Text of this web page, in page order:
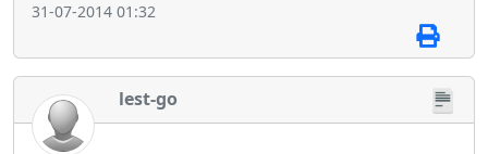
31-07-2014 01:32
lest-go